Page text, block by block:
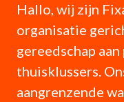
Hallo, wij zijn
organisatie
gereedschap
thuisklussers.
aangrenzende